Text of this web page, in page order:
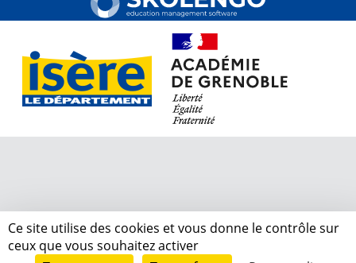
Ce site utilise des cookies et vous donne le contrôle sur
ceux que vous souhaitez activer